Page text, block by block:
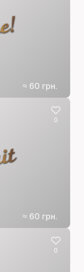
≈ 60 грн.
≈ 60 грн.
0
0